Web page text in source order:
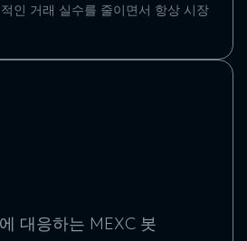
인 거래 실수를 줄이면서 항상 시장
대응하는 MEXC 봇